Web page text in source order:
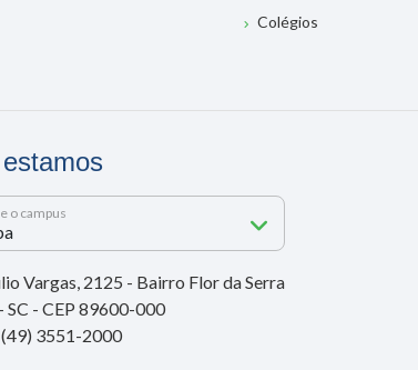
Colégios
o campus
Vargas, 2125 - Bairro Flor da Serra
SC - CEP 89600-000
3551-2000